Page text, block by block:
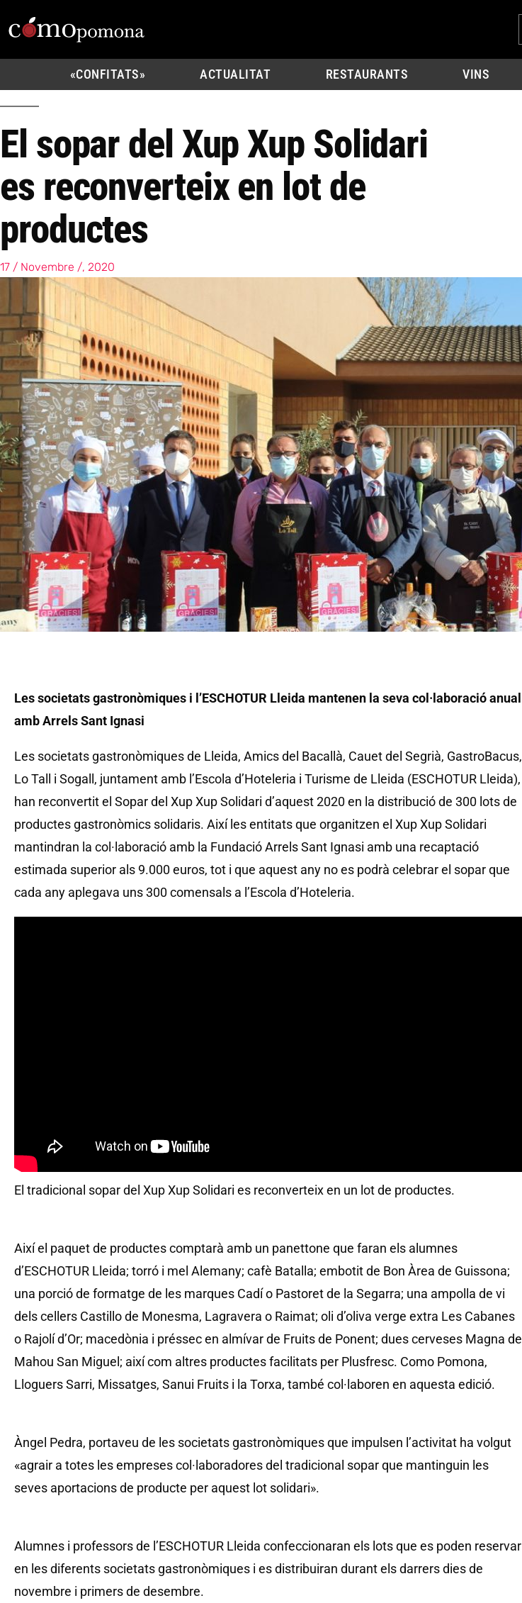
«CONFITATS» ACTUALITAT RESTAURANTS VINS
El sopar del Xup Xup Solidari
es reconverteix en lot de
productes
17 / Novembre /, 2020
Les societats gastronòmiques i l’ESCHOTUR Lleida mantenen la seva col·laboració anual
amb Arrels Sant Ignasi
Les societats gastronòmiques de Lleida, Amics del Bacallà, Cauet del Segrià, GastroBacus,
Lo Tall i Sogall, juntament amb l’Escola d’Hoteleria i Turisme de Lleida (ESCHOTUR Lleida),
han reconvertit el Sopar del Xup Xup Solidari d’aquest 2020 en la distribució de 300 lots de
productes gastronòmics solidaris. Així les entitats que organitzen el Xup Xup Solidari
mantindran la col·laboració amb la Fundació Arrels Sant Ignasi amb una recaptació
estimada superior als 9.000 euros, tot i que aquest any no es podrà celebrar el sopar que
cada any aplegava uns 300 comensals a l’Escola d’Hoteleria.
El tradicional sopar del Xup Xup Solidari es reconverteix en un lot de productes.
Així el paquet de productes comptarà amb un panettone que faran els alumnes
d’ESCHOTUR Lleida; torró i mel Alemany; cafè Batalla; embotit de Bon Àrea de Guissona;
una porció de formatge de les marques Cadí o Pastoret de la Segarra; una ampolla de vi
dels cellers Castillo de Monesma, Lagravera o Raimat; oli d’oliva verge extra Les Cabanes
o Rajolí d’Or; macedònia i préssec en almívar de Fruits de Ponent; dues cerveses Magna de
Mahou San Miguel; així com altres productes facilitats per Plusfresc. Como Pomona,
Lloguers Sarri, Missatges, Sanui Fruits i la Torxa, també col·laboren en aquesta edició.
Àngel Pedra, portaveu de les societats gastronòmiques que impulsen l’activitat ha volgut
«agrair a totes les empreses col·laboradores del tradicional sopar que mantinguin les
seves aportacions de producte per aquest lot solidari».
Alumnes i professors de l’ESCHOTUR Lleida confeccionaran els lots que es poden reservar
en les diferents societats gastronòmiques i es distribuiran durant els darrers dies de
novembre i primers de desembre.